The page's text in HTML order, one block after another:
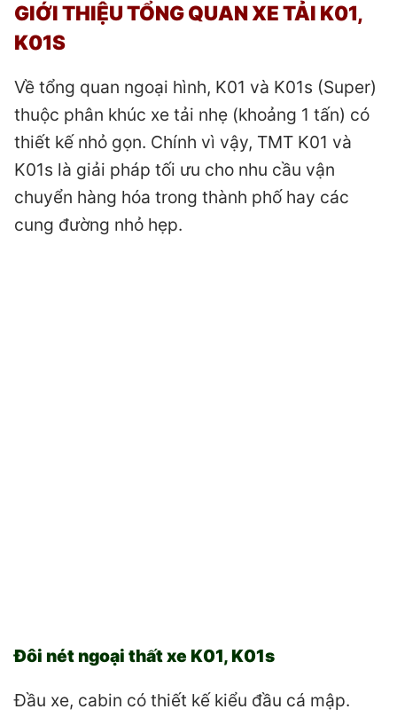
GIỚI THIỆU TỔNG QUAN XE TẢI K01,
K01S
Về tổng quan ngoại hình, K01 và K01s (Super)
thuộc phân khúc xe tải nhẹ (khoảng 1 tấn) có
thiết kế nhỏ gọn. Chính vì vậy, TMT K01 và
K01s là giải pháp tối ưu cho nhu cầu vận
chuyển hàng hóa trong thành phố hay các
cung đường nhỏ hẹp.
Đôi nét ngoại thất xe K01, K01s
Đầu xe, cabin có thiết kế kiểu đầu cá mập.